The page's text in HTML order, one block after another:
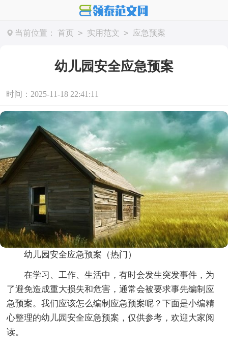
当前位置： 首页 > 实用范文 > 应急预案
幼儿园安全应急预案
时间：2025-11-18 22:41:11
幼儿园安全应急预案（热门）
在学习、工作、生活中，有时会发生突发事件，为
了避免造成重大损失和危害，通常会被要求事先编制应
急预案。我们应该怎么编制应急预案呢？下面是小编精
心整理的幼儿园安全应急预案，仅供参考，欢迎大家阅
读。